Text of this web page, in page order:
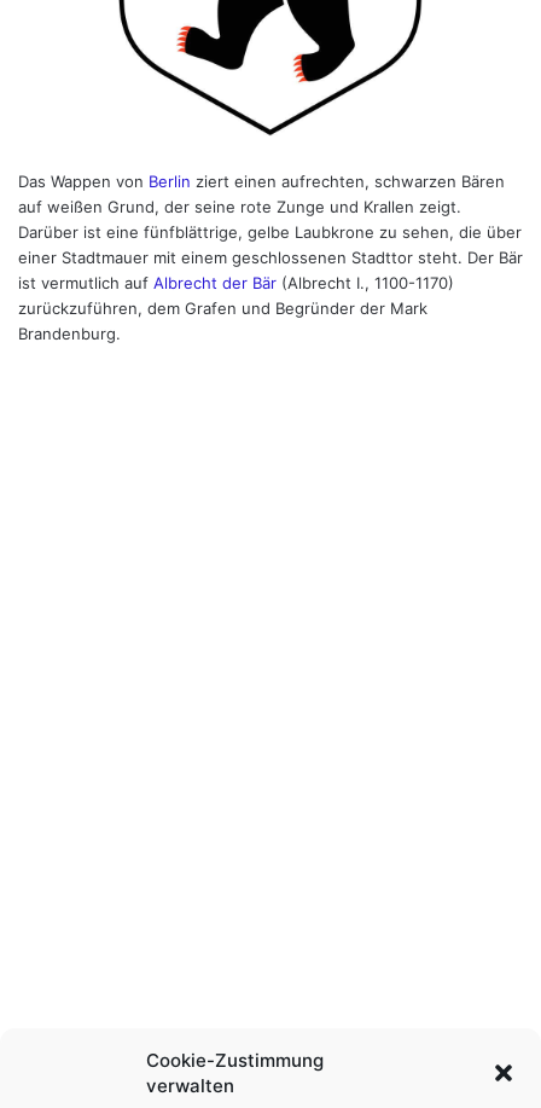
Cookie-Zustimmung
verwalten
Das Wappen von Berlin ziert einen aufrechten, schwarzen Bären
auf weißen Grund, der seine rote Zunge und Krallen zeigt.
Darüber ist eine fünfblättrige, gelbe Laubkrone zu sehen, die über
einer Stadtmauer mit einem geschlossenen Stadttor steht. Der Bär
ist vermutlich auf Albrecht der Bär (Albrecht I., 1100-1170)
zurückzuführen, dem Grafen und Begründer der Mark
Brandenburg.